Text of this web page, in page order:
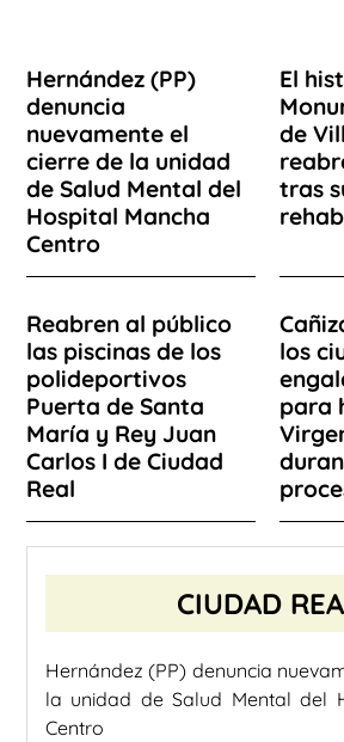
Hernández (PP)
denuncia
nuevamente el
cierre de la unidad
de Salud Mental del
Hospital Mancha
Centro
El
de
tras
Reabren al público
las piscinas de los
polideportivos
Puerta de Santa
María y Rey Juan
Carlos I de Ciudad
Real
los
para
CIUDAD
Hernández (PP) denuncia
la unidad de Salud Mental del
Centro